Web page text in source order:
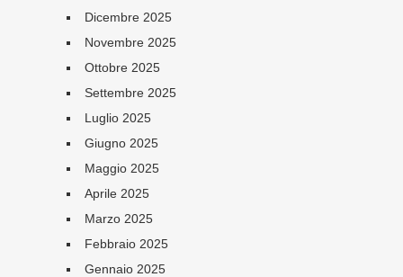
Dicembre 2025
Novembre 2025
Ottobre 2025
Settembre 2025
Luglio 2025
Giugno 2025
Maggio 2025
Aprile 2025
Marzo 2025
Febbraio 2025
Gennaio 2025